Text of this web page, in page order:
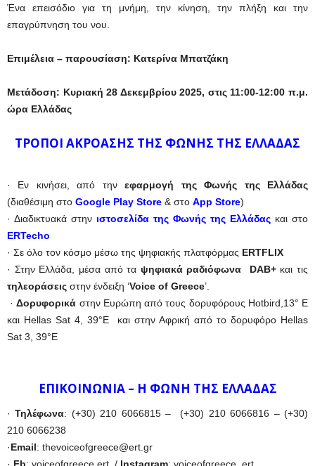
Ένα επεισόδιο για τη μνήμη, την κίνηση, την πλήξη και την
επαγρύπνηση του νου.
Επιμέλεια – παρουσίαση: Κατερίνα Μπατζάκη
Μετάδοση: Κυριακή 28 Δεκεμβρίου 2025, στις 11:00-12:00 π.μ.
ώρα Ελλάδας
ΤΡΟΠΟΙ ΑΚΡΟΑΣΗΣ ΤΗΣ ΦΩΝΗΣ ΤΗΣ ΕΛΛΑΔΑΣ
· Εν κινήσει, από τηνεφαρμογή της Φωνής της Ελλάδας
(διαθέσιμη στο Google Play Store & στο App Store)
· Διαδικτυακά στην ιστοσελίδα της Φωνής της Ελλάδας και στο
ERTecho
· Σε όλο τον κόσμο μέσω της ψηφιακής πλατφόρμας ERTFLIX
· Στην Ελλάδα, μέσα από τα ψηφιακά ραδιόφωνα DAB+ και τις
τηλεοράσεις στην ένδειξη ‘Voice of Greece’.
·Δορυφορικά στην Ευρώπη από τους δορυφόρους Hotbird,13° E
και Hellas Sat 4, 39°E και στην Αφρική από το δορυφόρο Hellas
Sat 3, 39°E
ΕΠΙΚΟΙΝΩΝΙΑ – Η ΦΩΝΗ ΤΗΣ ΕΛΛΑΔΑΣ
·Τηλέφωνα: (+30) 210 6066815 – (+30) 210 6066816 – (+30)
210 6066238
·Email: thevoiceofgreece@ert.gr
· Fb: voiceofgreece.ert / Instagram: voiceofgreece_ert